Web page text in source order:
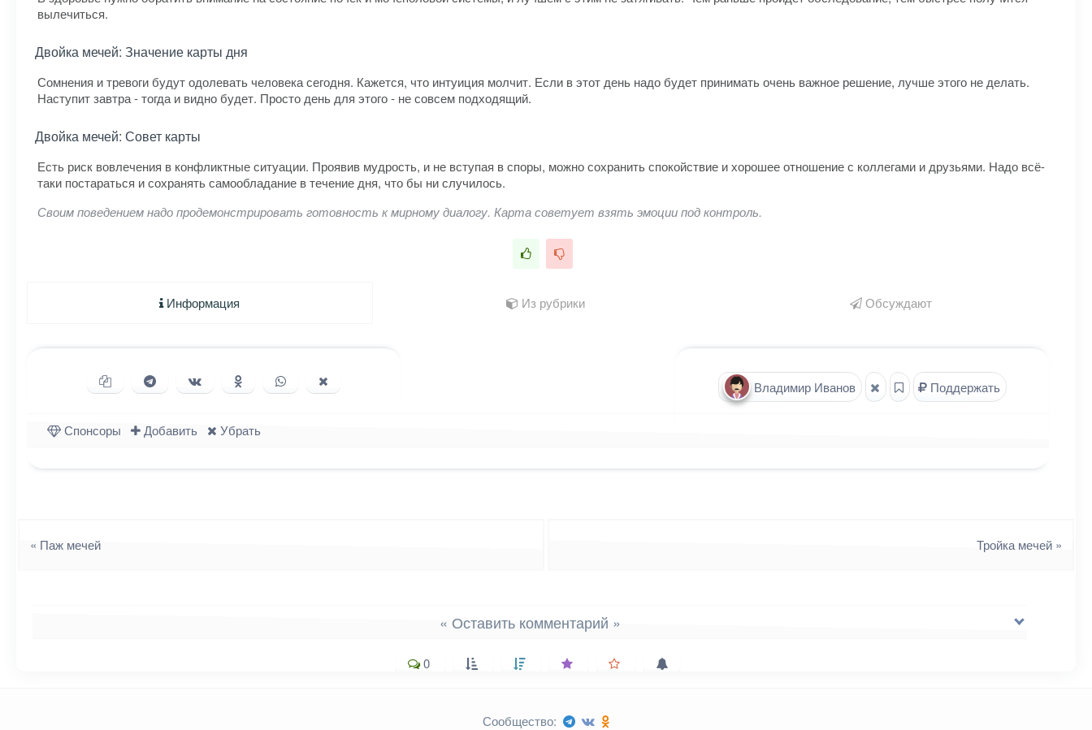
вылечиться.
Двойка мечей: Значение карты дня
Сомнения и тревоги будут одолевать человека сегодня. Кажется, что интуиция молчит. Если в этот день надо будет принимать очень важное решение, лучше этого не делать.
Наступит завтра - тогда и видно будет. Просто день для этого - не совсем подходящий.
Двойка мечей: Совет карты
Есть риск вовлечения в конфликтные ситуации. Проявив мудрость, и не вступая в споры, можно сохранить спокойствие и хорошее отношение с коллегами и друзьями. Надо всё-
таки постараться и сохранять самообладание в течение дня, что бы ни случилось.
Своим поведением надо продемонстрировать готовность к мирному диалогу. Карта советует взять эмоции под контроль.
Информация Из рубрики Обсуждают
Владимир Иванов Поддержать
Копировать ссылкуПоделиться в Telegram
Поделиться ВКонтакте
Поделиться в Одноклассниках
Поделиться в WhatsApp
Спонсоры Добавить Убрать
« Паж мечей Тройка мечей »
« Оставить комментарий »
0
Сообщество: